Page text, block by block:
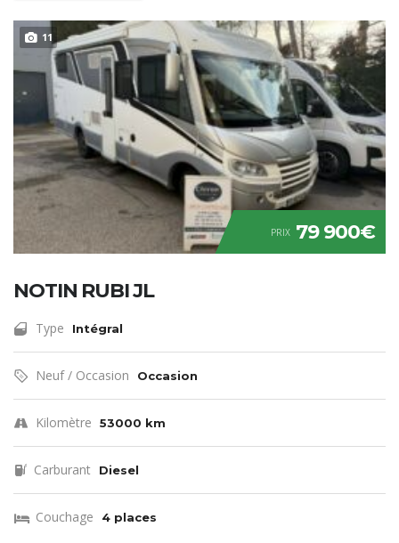
11
PRIX 79 900€
NOTIN RUBI JL
Type Intégral
Neuf / Occasion Occasion
Kilomètre 53000 km
Carburant Diesel
Couchage 4 places